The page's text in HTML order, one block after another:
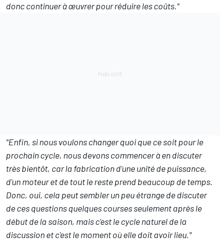
donc continuer à œuvrer pour réduire les coûts."
"Enfin, si nous voulons changer quoi que ce soit pour le
prochain cycle, nous devons commencer à en discuter
très bientôt, car la fabrication d'une unité de puissance,
d'un moteur et de tout le reste prend beaucoup de temps.
Donc, oui, cela peut sembler un peu étrange de discuter
de ces questions quelques courses seulement après le
début de la saison, mais c'est le cycle naturel de la
discussion et c'est le moment où elle doit avoir lieu."